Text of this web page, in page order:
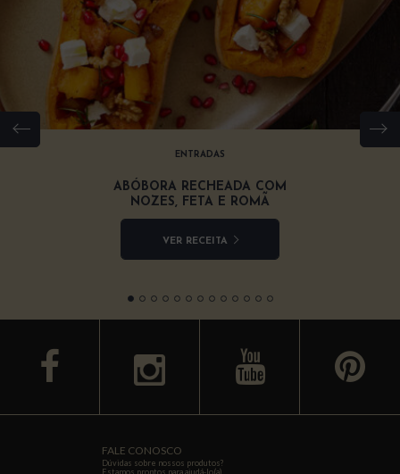
ENTRADAS
ABÓBORA RECHEADA COM
NOZES, FETA E ROMÃ
VER RECEITA
facebook youtube
FALE CONOSCO
Dúvidas sobre nossos produtos?
Estamos prontos para ajudá-lo(a).